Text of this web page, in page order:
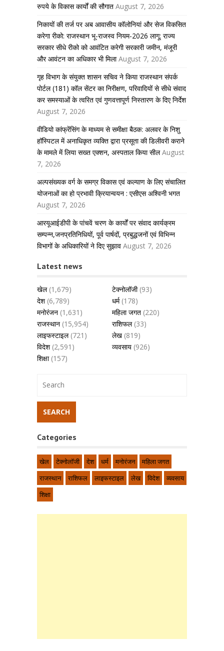
रुपये के विकास कार्यों की सौगात August 7, 2026
निकायों की तर्ज पर अब आवासीय कॉलोनियां और सेज विकसित
करेगा रीको: राजस्थान भू-राजस्व नियम-2026 लागू; राज्य
सरकार सीधे रीको को आवंटित करेगी सरकारी जमीन, मंजूरी
और आवंटन का अधिकार भी मिला August 7, 2026
गृह विभाग के संयुक्त शासन सचिव ने किया राजस्थान संपर्क
पोर्टल (181) कॉल सेंटर का निरीक्षण, परिवादियों से सीधे संवाद
कर समस्याओं के त्वरित एवं गुणवत्तापूर्ण निस्तारण के दिए निर्देश
August 7, 2026
वीडियो कांफ्रेंसिंग के माध्यम से समीक्षा बैठक: अलवर के निशु
हॉस्पिटल में अनाधिकृत व्यक्ति द्वारा प्रसूता की डिलीवरी कराने
के मामले में लिया सख्त एक्शन, अस्पताल किया सील August
7, 2026
अल्पसंख्यक वर्ग के समग्र विकास एवं कल्याण के लिए संचालित
योजनाओं का हो प्रभावी क्रियान्वयन : एसीएस अश्विनी भगत
August 7, 2026
आरयूआईडीपी के पांचवें चरण के कार्यों पर संवाद कार्यक्रम
सम्पन्न,जनप्रतिनिधियों, पूर्व पार्षदों, प्रबुद्धजनों एवं विभिन्न
विभागों के अधिकारियों ने दिए सुझाव August 7, 2026
Latest news
खेल(1,679) टेक्नोलॉजी(93)
देश(6,789) धर्म(178)
मनोरंजन (1,631) महिला जगत (220)
राजस्थान (15,954) राशिफल(33)
लाइफस्टाइल(721) लेख (819)
विदेश(2,591) व्यवसाय (926)
शिक्षा(157)
Categories
खेल टेक्नोलॉजी देश धर्म मनोरंजन
महिला जगत
राजस्थान
राशिफल लाइफस्टाइल लेख विदेश
व्यवसाय
शिक्षा